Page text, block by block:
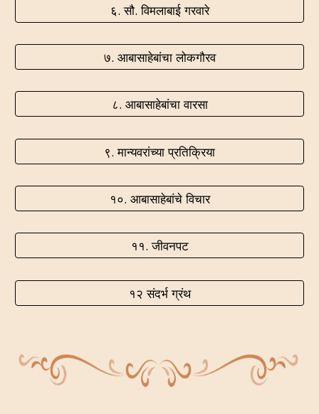
६. सौ. विमलाबाई गरवारे
७. आबासाहेबांचा लोकगौरव
८. आबासाहेबांचा वारसा
९. मान्यवरांच्या प्रतिक्रिया
१०. आबासाहेबांचे विचार
११. जीवनपट
१२ संदर्भ ग्रंथ